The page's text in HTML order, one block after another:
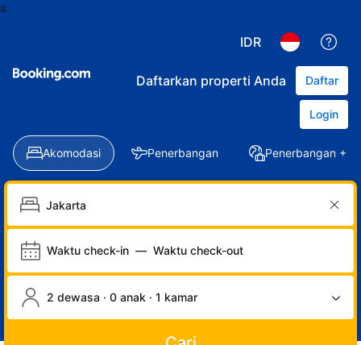
a
IDR
Daftarkan properti Anda Daftar
Login
Akomodasi Penerbangan Penerbangan +
Waktu check-in — Waktu check-out
2 dewasa · 0 anak · 1 kamar